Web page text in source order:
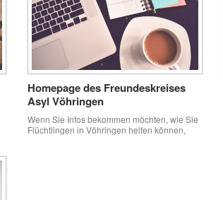
Dezember (1. Sonntag nach dem Christfest)
9:15 Uhr! Predigtgottesdienst Bellenberg:
Donnerstag, 24. Dezember (Heiliger Abend)
[…]
Homepage des Freundeskreises
Asyl Vöhringen
Wenn Sie Infos bekommen möchten, wie Sie
Flüchtlingen in Vöhringen helfen können,